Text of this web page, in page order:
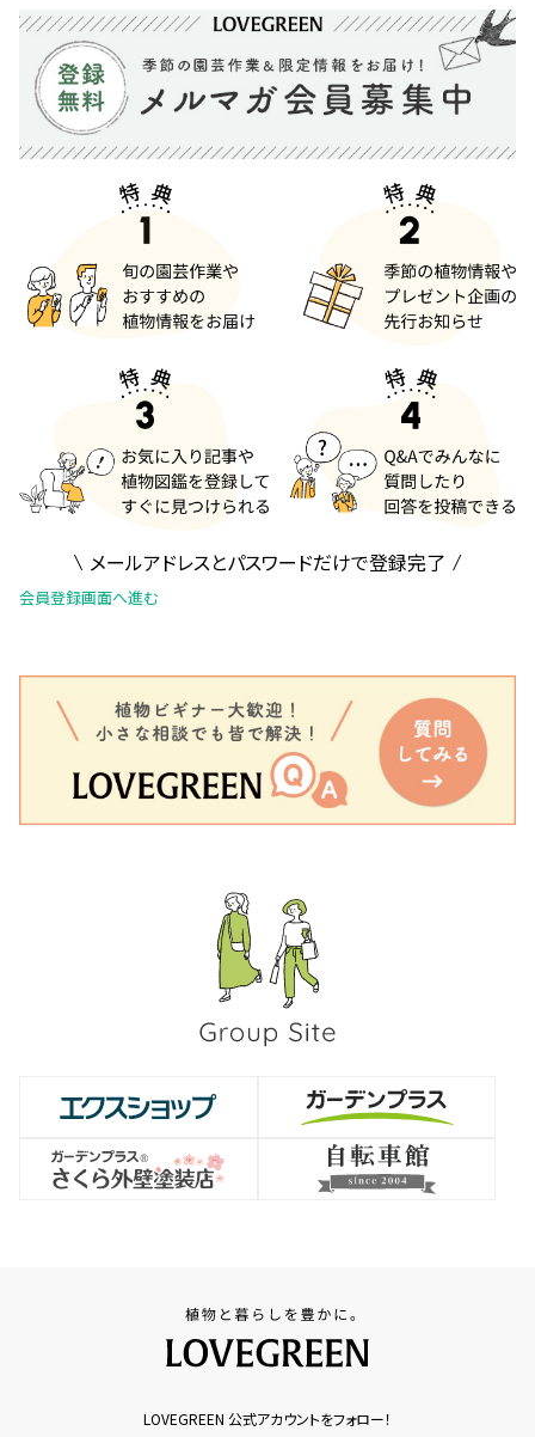
メールアドレスとパスワードだけで登録完了
会員登録画面へ進む
LOVEGREEN 公式アカウントをフォロー！